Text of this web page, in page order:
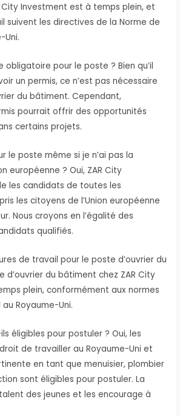
Investment est à temps plein, et
suivent les directives de la Norme de
Uni.
pour le poste ? Bien qu’il
un permis, ce n’est pas nécessaire
du bâtiment. Cependant,
pourrait offrir des opportunités
certains projets.
le poste même si je n’ai pas la
européenne ? Oui, ZAR City
les candidats de toutes les
les citoyens de l’Union européenne
Nous croyons en l’égalité des
qualifiés.
de travail pour le poste d’ouvrier du
d’ouvrier du bâtiment chez ZAR City
plein, conformément aux normes
Royaume-Uni.
éligibles pour postuler ? Oui, les
de travailler au Royaume-Uni et
en tant que menuisier, plombier
sont éligibles pour postuler. La
des jeunes et les encourage à